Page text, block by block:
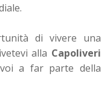
di vivere una
alla Capoliveri
a far parte della